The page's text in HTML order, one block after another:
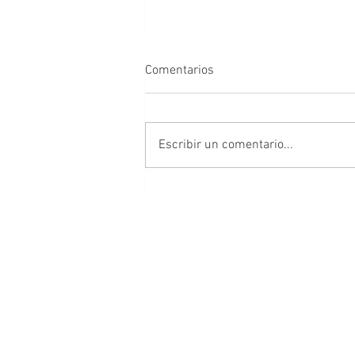
Comentarios
Escribir un comentario...